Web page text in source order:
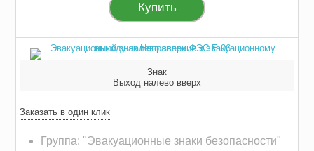
Купить
Знак
Выход налево вверх
Заказать в один клик
Группа: "Эвакуационные знаки безопасности"